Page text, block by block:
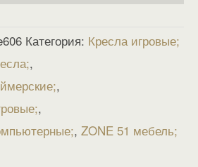
Категория: Кресла игровые
,
,
,
, ZONE 51 мебель